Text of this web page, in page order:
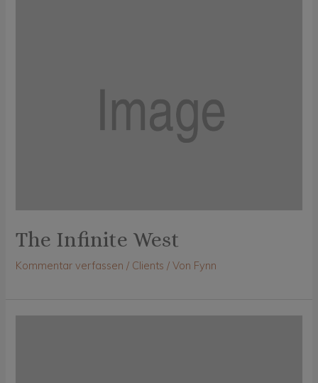
The Infinite West
Kommentar verfassen / Clients / Von Fynn